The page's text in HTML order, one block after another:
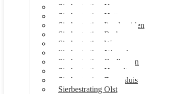
Sierbestrating Kampen
Sierbestrating Hattem
Sierbestrating Ijsselmuiden
Sierbestrating Berkum
Sierbestrating Wezep
Sierbestrating Nieuwleusen
Sierbestrating Oudleusen
Sierbestrating Hasselt
Sierbestrating Zwartsluis
Sierbestrating Olst